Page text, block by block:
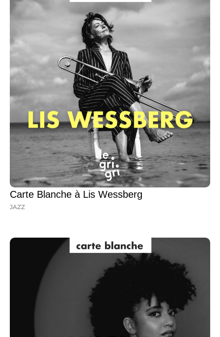
Carte Blanche à Lis Wessberg
JAZZ